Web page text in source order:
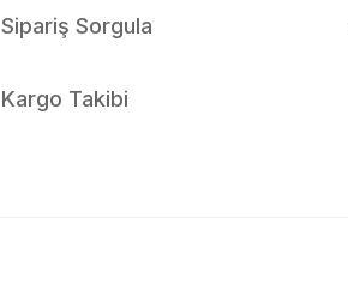
Sipariş Sorgula
Kargo Takibi